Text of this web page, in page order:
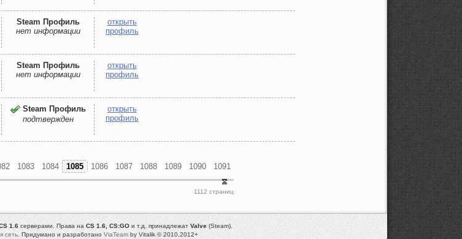
Steam Профиль
нет информации
открыть
профиль
Steam Профиль
нет информации
открыть
профиль
Steam Профиль
подтвержден
открыть
профиль
1083 1084 1085 1086 1087 1088 1089 1090 1091
1112 страниц
1.6серверами. Права наCS 1.6, CS:GOи т.д. принадлежатValve(Steam).
сеть. Придумано и разработано ViaTeamby Vitalik © 2010,2012+